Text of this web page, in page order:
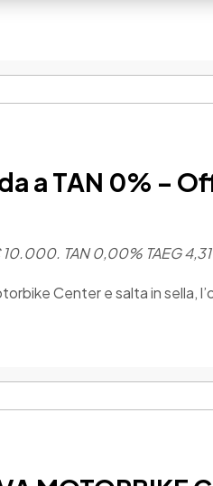
a TAN 0% –
TAN 0,00% TAEG
Center e salta in sella,